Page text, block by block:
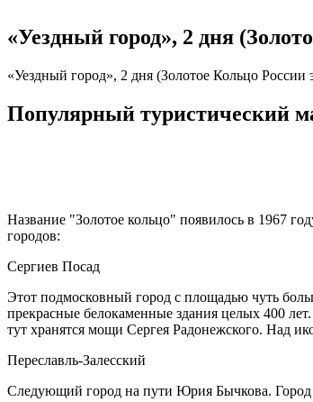
«Уездный город», 2 дня
«Уездный город», 2 дня (Золотое Кольцо России
Популярный туристический
Название "Золотое кольцо" появилось в 1967
городов:
Сергиев Посад
Этот подмосковный город с площадью чуть
прекрасные белокаменные здания целых 400
тут хранятся мощи Сергея Радонежского. Над
Переславль-Залесский
Следующий город на пути Юрия Бычкова. Город